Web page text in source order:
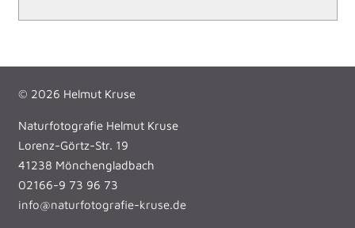
© 2026 Helmut Kruse
Naturfotografie Helmut Kruse
Lorenz-Görtz-Str. 19
41238 Mönchengladbach
02166-9 73 96 73
info@naturfotografie-kruse.de